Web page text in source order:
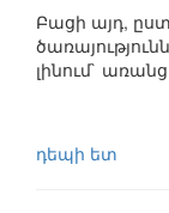
Բացի այդ,
լինում`
դեպի ետ